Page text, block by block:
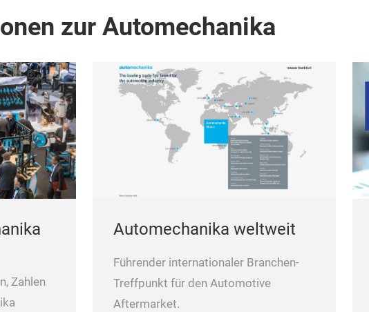
zur Automechanika
Zahlen
Automechanika weltweit
Führender internationaler Branchen-
Treffpunkt für den Automotive
Aftermarket.